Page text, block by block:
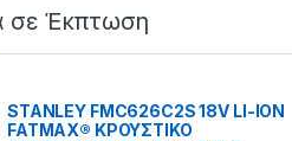
σε Έκπτωση
STANLEY FMC626C2S 18V LI-ION
FATMAX® ΚΡΟΥΣΤΙΚΟ